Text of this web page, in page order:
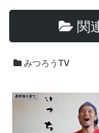
関
みつろうTV